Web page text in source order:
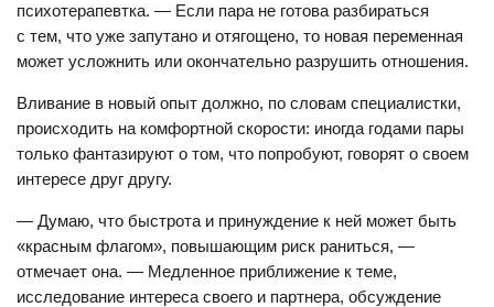
психотерапевтка. — Если пара не готова разбираться
с тем, что уже запутано и отягощено, то новая переменная
может усложнить или окончательно разрушить отношения.
Вливание в новый опыт должно, по словам специалистки,
происходить на комфортной скорости: иногда годами пары
только фантазируют о том, что попробуют, говорят о своем
интересе друг другу.
— Думаю, что быстрота и принуждение к ней может быть
«красным флагом», повышающим риск раниться, —
отмечает она. — Медленное приближение к теме,
исследование интереса своего и партнера, обсуждение